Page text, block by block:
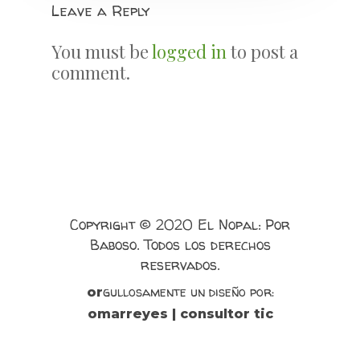
Leave a Reply
You must belogged into post a
comment.
Copyright © 2020 El Nopal: Por
Baboso. Todos los derechos
reservados.
orgullosamente un diseño por:
omarreyes | consultor tic